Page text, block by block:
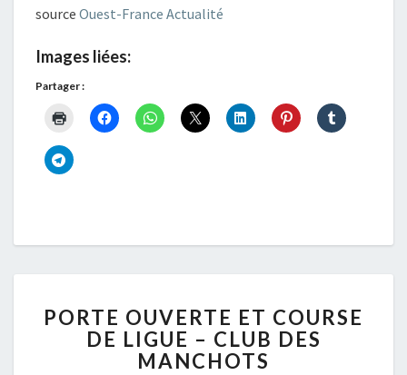
source Ouest-France Actualité
Images liées:
Partager :
OUVERTE
ET
COURSE
PORTE OUVERTE ET COURSE
DE LIGUE – CLUB DES
MANCHOTS